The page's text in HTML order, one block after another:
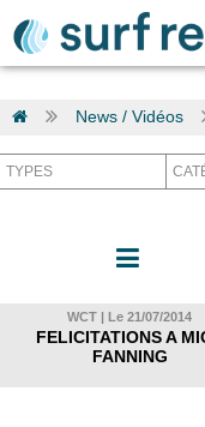
News / Vidéos
WCT | Le 21/07/2014
FELICITATIONS A
FANNING